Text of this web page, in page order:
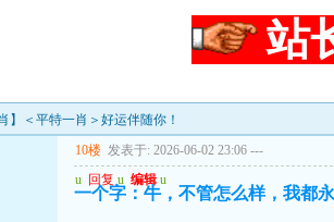
站
】＜平特一肖＞好运伴随你！
10楼 发表于: 2026-06-02 23:06 ---
u 回复 u 编辑 u
一个字：牛，不管怎么样，我都